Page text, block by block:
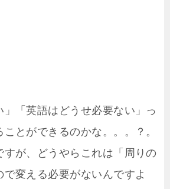
」「英語はどうせ必要ない」っ
とができるのかな。。。？。
すが、どうやらこれは「周りの
で変える必要がないんですよ